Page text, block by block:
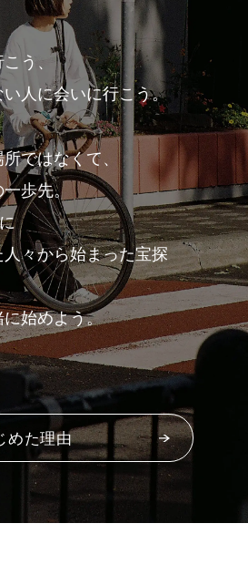
と麺
の手仕事に触れる
巡り
ぱり○○が好き
ント
う、
人に会いに行こう。
ではなくて、
歩先。
々から始まった宝探
始めよう。
めた理由